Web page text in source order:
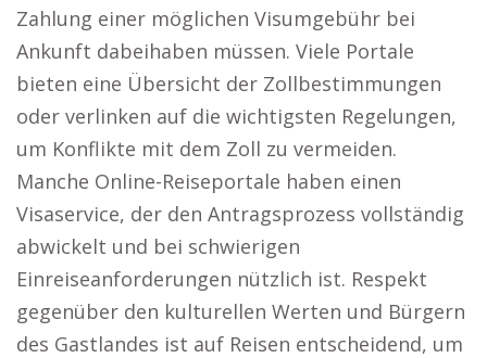
Zahlung einer möglichen Visumgebühr bei
Ankunft dabeihaben müssen. Viele Portale
bieten eine Übersicht der Zollbestimmungen
oder verlinken auf die wichtigsten Regelungen,
um Konflikte mit dem Zoll zu vermeiden.
Manche Online-Reiseportale haben einen
Visaservice, der den Antragsprozess vollständig
abwickelt und bei schwierigen
Einreiseanforderungen nützlich ist. Respekt
gegenüber den kulturellen Werten und Bürgern
des Gastlandes ist auf Reisen entscheidend, um